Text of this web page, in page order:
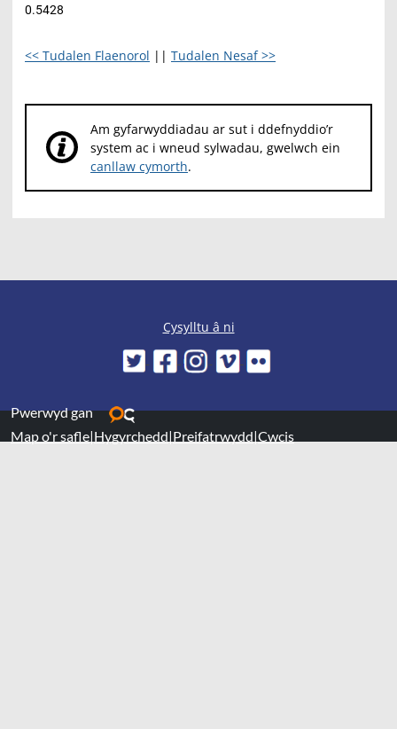
0.5428
<< Tudalen Flaenorol || Tudalen Nesaf >>
Am gyfarwyddiadau ar sut i ddefnyddio’r
system ac i wneud sylwadau, gwelwch ein
canllaw cymorth.
Cysylltu â ni
Pwerwyd gan
Map o'r safle|Hygyrchedd|Preifatrwydd|Cwcis